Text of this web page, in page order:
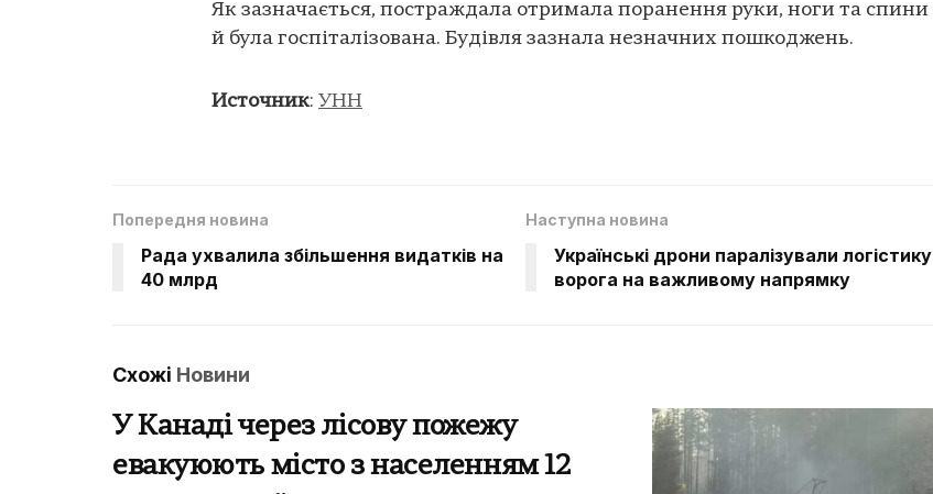
Як зазначається, постраждала отримала поранення руки, ноги та спини
й була госпіталізована. Будівля зазнала незначних пошкоджень.
Источник: УНН
Попередня новина
Рада ухвалила збільшення видатків на
40 млрд
Наступна новина
Українські дрони паралізували логістику
ворога на важливому напрямку
Схожі Новини
У Канаді через лісову пожежу
евакуюють місто з населенням 12